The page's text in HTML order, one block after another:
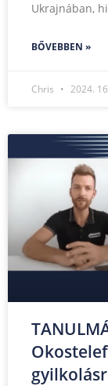
Ukrajnában,
BŐVEBBEN »
Chris 2024.